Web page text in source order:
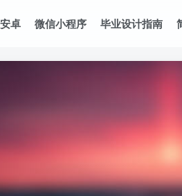
安卓 微信小程序 毕业设计指南